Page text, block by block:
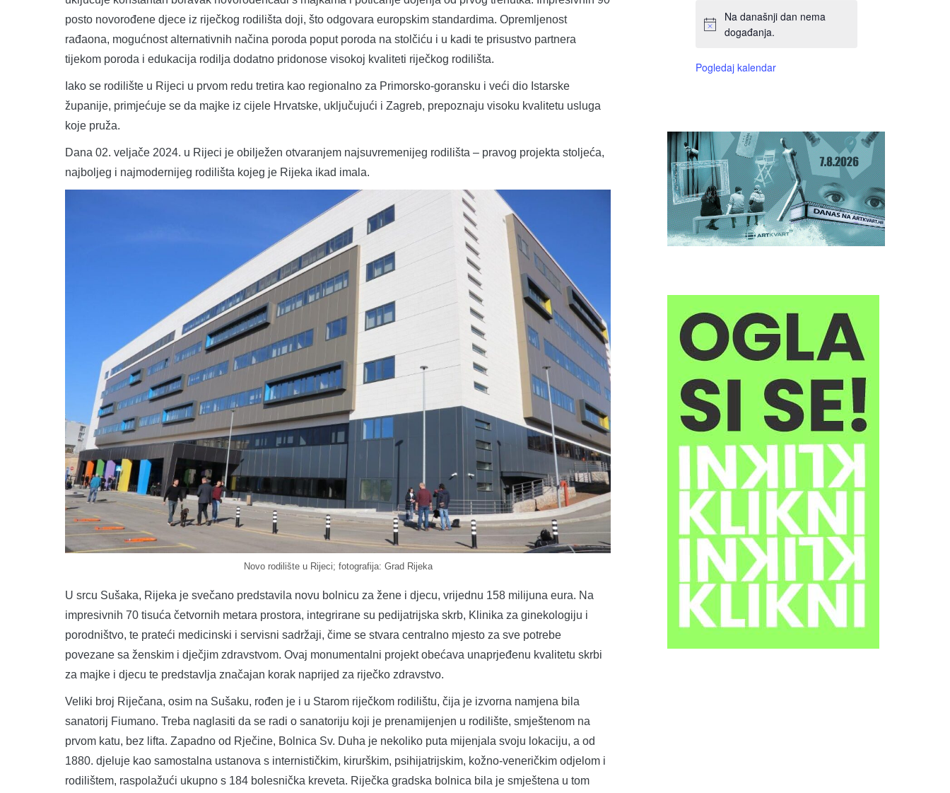
posto novorođene djece iz riječkog rodilišta doji, što odgovara europskim standardima. Opremljenost
rađaona, mogućnost alternativnih načina poroda poput poroda na stolčiću i u kadi te prisustvo partnera
tijekom poroda i edukacija rodilja dodatno pridonose visokoj kvaliteti riječkog rodilišta.
Iako se rodilište u Rijeci u prvom redu tretira kao regionalno za Primorsko-goransku i veći dio Istarske
županije, primjećuje se da majke iz cijele Hrvatske, uključujući i Zagreb, prepoznaju visoku kvalitetu usluga
koje pruža.
Dana 02. veljače 2024. u Rijeci je obilježen otvaranjem najsuvremenijeg rodilišta – pravog projekta stoljeća,
najboljeg i najmodernijeg rodilišta kojeg je Rijeka ikad imala.
Novo rodilište u Rijeci; fotografija: Grad Rijeka
U srcu Sušaka, Rijeka je svečano predstavila novu bolnicu za žene i djecu, vrijednu 158 milijuna eura. Na
impresivnih 70 tisuća četvornih metara prostora, integrirane su pedijatrijska skrb, Klinika za ginekologiju i
porodništvo, te prateći medicinski i servisni sadržaji, čime se stvara centralno mjesto za sve potrebe
povezane sa ženskim i dječjim zdravstvom. Ovaj monumentalni projekt obećava unaprjeđenu kvalitetu skrbi
za majke i djecu te predstavlja značajan korak naprijed za riječko zdravstvo.
Veliki broj Riječana, osim na Sušaku, rođen je i u Starom riječkom rodilištu, čija je izvorna namjena bila
sanatorij Fiumano. Treba naglasiti da se radi o sanatoriju koji je prenamijenjen u rodilište, smještenom na
prvom katu, bez lifta. Zapadno od Rječine, Bolnica Sv. Duha je nekoliko puta mijenjala svoju lokaciju, a od
1880. djeluje kao samostalna ustanova s internističkim, kirurškim, psihijatrijskim, kožno-veneričkim odjelom i
rodilištem, raspolažući ukupno s 184 bolesnička kreveta. Riječka gradska bolnica bila je smještena u tom
Na današnji dan nema
događanja.
Pogledaj kalendar